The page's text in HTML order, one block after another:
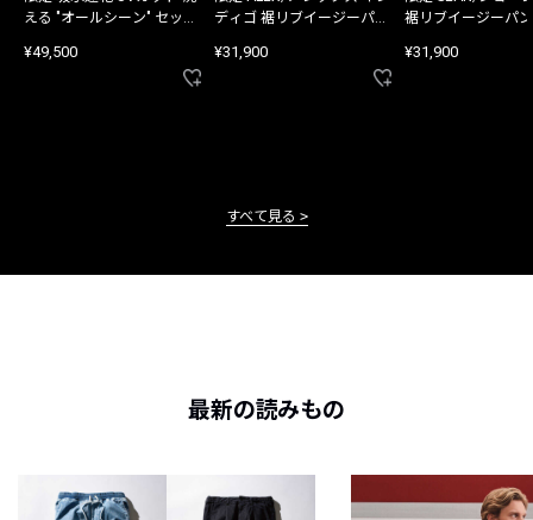
える "オールシーン" セット
¥49,500
ディゴ 裾リブイージーパン
¥31,900
裾リブイージーパ
¥31,900
すべて見る
最新の読みもの